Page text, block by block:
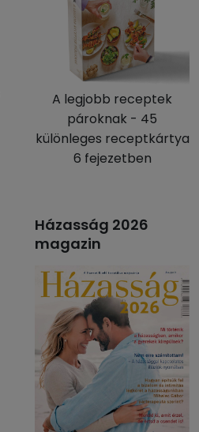
A legjobb receptek
pároknak - 45
különleges receptkártya
6 fejezetben
Házasság 2026
magazin